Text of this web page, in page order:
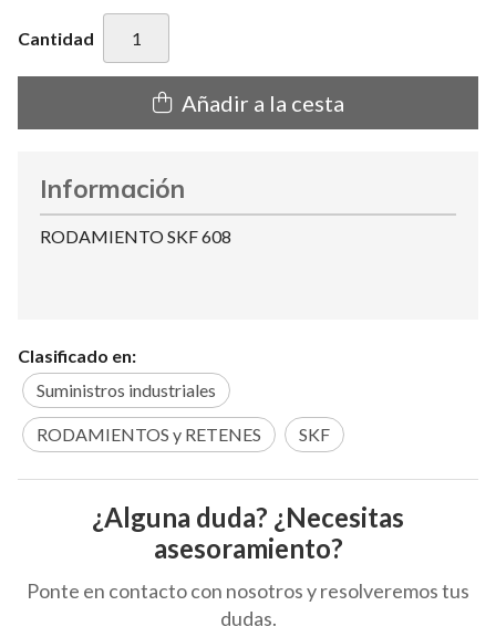
Cantidad
Añadir a la cesta
Información
RODAMIENTO SKF 608
Clasificado en:
Suministros industriales
RODAMIENTOS y RETENES SKF
¿Alguna duda? ¿Necesitas
asesoramiento?
Ponte en contacto con nosotros y resolveremos tus
dudas.